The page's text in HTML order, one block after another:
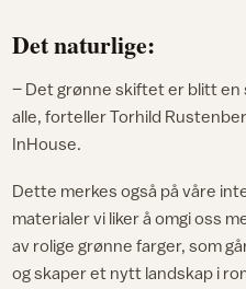
Det naturlige:
– Det grønne skiftet er blitt en
alle, forteller Torhild
InHouse.
Dette merkes også på våre
materialer vi liker å omgi oss
av rolige grønne farger, som
og skaper et nytt landskap i